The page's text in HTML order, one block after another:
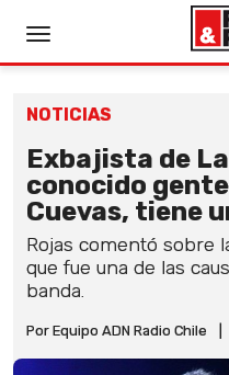
NOTICIAS
Exbajista de
conocido
Cuevas, tiene
Rojas comentó sobre
que fue una de las
banda.
Por Equipo ADN Radio Chile